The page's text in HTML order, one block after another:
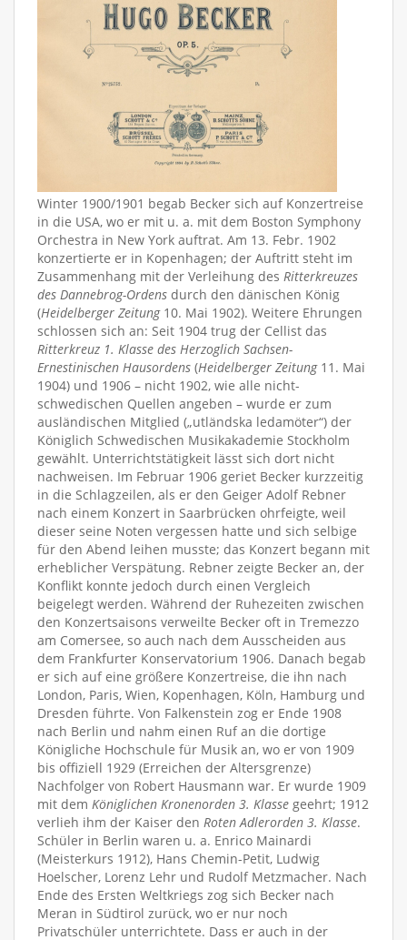
Winter 1900/1901 begab Becker sich auf Konzertreise
in die USA, wo er mit u. a. mit dem Boston Symphony
Orchestra in New York auftrat. Am 13. Febr. 1902
konzertierte er in Kopenhagen; der Auftritt steht im
Zusammenhang mit der Verleihung des Ritterkreuzes
des Dannebrog-Ordens durch den dänischen König
(Heidelberger Zeitung10. Mai 1902). Weitere Ehrungen
schlossen sich an: Seit 1904 trug der Cellist das
Ritterkreuz 1. Klasse des Herzoglich Sachsen-
Ernestinischen Hausordens (Heidelberger Zeitung11. Mai
1904) und 1906 – nicht 1902, wie alle nicht-
schwedischen Quellen angeben – wurde er zum
ausländischen Mitglied („utländska ledamöter“) der
Königlich Schwedischen Musikakademie Stockholm
gewählt. Unterrichtstätigkeit lässt sich dort nicht
nachweisen. Im Februar 1906 geriet Becker kurzzeitig
in die Schlagzeilen, als er den Geiger Adolf Rebner
nach einem Konzert in Saarbrücken ohrfeigte, weil
dieser seine Noten vergessen hatte und sich selbige
für den Abend leihen musste; das Konzert begann mit
erheblicher Verspätung. Rebner zeigte Becker an, der
Konflikt konnte jedoch durch einen Vergleich
beigelegt werden. Während der Ruhezeiten zwischen
den Konzertsaisons verweilte Becker oft in Tremezzo
am Comersee, so auch nach dem Ausscheiden aus
dem Frankfurter Konservatorium 1906. Danach begab
er sich auf eine größere Konzertreise, die ihn nach
London, Paris, Wien, Kopenhagen, Köln, Hamburg und
Dresden führte. Von Falkenstein zog er Ende 1908
nach Berlin und nahm einen Ruf an die dortige
Königliche Hochschule für Musik an, wo er von 1909
bis offiziell 1929 (Erreichen der Altersgrenze)
Nachfolger von Robert Hausmann war. Er wurde 1909
mit dem Königlichen Kronenorden 3. Klasse geehrt; 1912
verlieh ihm der Kaiser den Roten Adlerorden 3. Klasse.
Schüler in Berlin waren u. a. Enrico Mainardi
(Meisterkurs 1912), Hans Chemin-Petit, Ludwig
Hoelscher, Lorenz Lehr und Rudolf Metzmacher. Nach
Ende des Ersten Weltkriegs zog sich Becker nach
Meran in Südtirol zurück, wo er nur noch
Privatschüler unterrichtete. Dass er auch in der